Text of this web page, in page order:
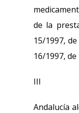
de la
15/1997,
16/1997,
III
Andalucía